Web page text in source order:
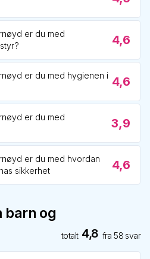
er du med
4,6
er du med hygienen i 4,6
er du med
3,9
er du med hvordan
sikkerhet
4,6
barn og
totalt 4,8 fra58 svar